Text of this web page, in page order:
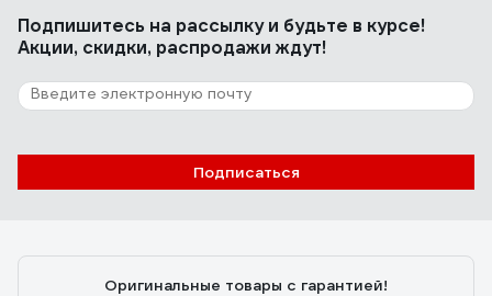
Подпишитесь на рассылкуи будьте в курсе!
Акции, скидки, распродажи ждут!
Подписаться
Оригинальные товары с гарантией!